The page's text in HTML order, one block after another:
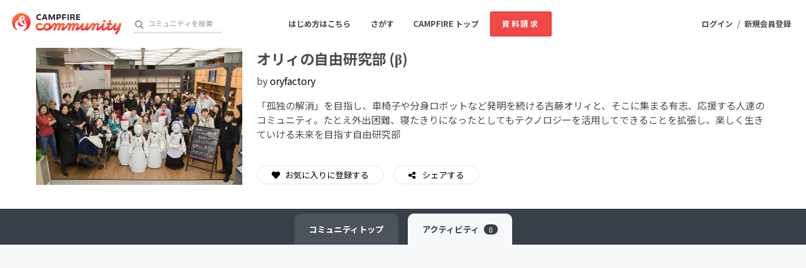
ログイン / 新規会員登録
はじめ方はこちら さがす CAMPFIRE トップ 資料請求
おすすめのコミュニティ 人気のコミュニティ 新着のコミュニティ
アート・写真
テクノロジー・ガジェット
ゲーム・サービス開発 フード・飲食店
ビューティー・ヘルスケア
チャレンジ
オリィの自由研究部 (β)
byoryfactory
「孤独の解消」を目指し、車椅子や分身ロボットなど発明を続ける吉藤オリィと、そこに集まる有志、応援する人達の
コミュニティ。たとえ外出困難、寝たきりになったとしてもテクノロジーを活用してできることを拡張し、楽しく生き
ていける未来を目指す自由研究部
お気に入りに登録する シェアする
コミュニティ トップ アクティビティ 0